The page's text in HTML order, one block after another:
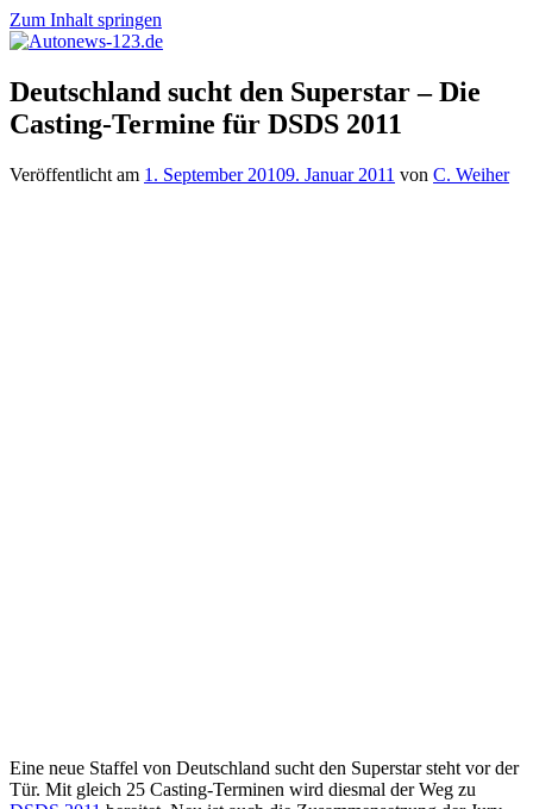
Zum Inhalt springen
Autonews-
123.de
Autonews
mit
Charme
Deutschland sucht den Superstar – Die
Casting-Termine für DSDS 2011
Veröffentlicht am 1. September 20109. Januar 2011 von C. Weiher
Eine neue Staffel von Deutschland sucht den Superstar steht vor der
Tür. Mit gleich 25 Casting-Terminen wird diesmal der Weg zu